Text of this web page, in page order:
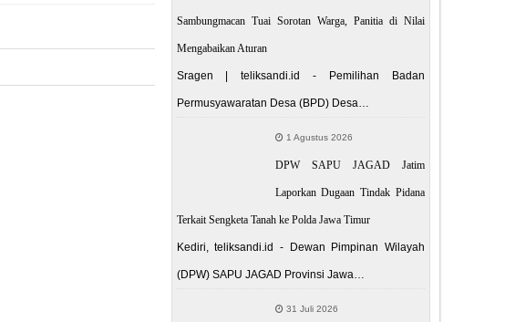
Sambungmacan Tuai Sorotan Warga, Panitia di Nilai
Mengabaikan Aturan
Sragen | teliksandi.id - Pemilihan Badan
Permusyawaratan Desa (BPD) Desa…
1 Agustus 2026
DPW SAPU JAGAD Jatim
Laporkan Dugaan Tindak Pidana
Terkait Sengketa Tanah ke Polda Jawa Timur
Kediri, teliksandi.id - Dewan Pimpinan Wilayah
(DPW) SAPU JAGAD Provinsi Jawa…
31 Juli 2026